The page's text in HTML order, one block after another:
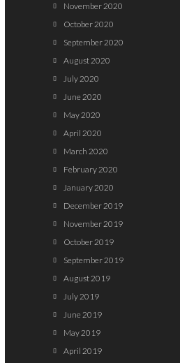
November 2020
October 2020
September 2020
August 2020
July 2020
June 2020
May 2020
April 2020
March 2020
February 2020
January 2020
December 2019
November 2019
October 2019
September 2019
August 2019
July 2019
June 2019
May 2019
April 2019